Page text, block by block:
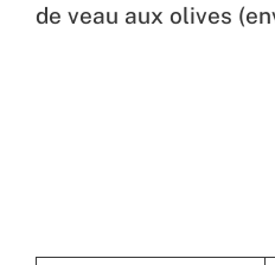
de veau aux olives